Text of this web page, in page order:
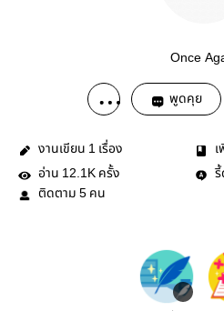
Once
พูดคุย
งานเขียน 1 เรื่อง
อ่าน 12.1K ครั้ง
ติดตาม 5 คน